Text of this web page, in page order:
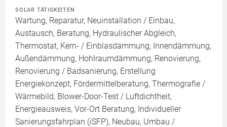
SOLAR TÄTIGKEITEN
Wartung, Reparatur, Neuinstallation / Einbau,
Austausch, Beratung, Hydraulischer Abgleich,
Thermostat, Kern- / Einblasdämmung, Innendämmung,
Außendämmung, Hohlraumdämmung, Renovierung,
Renovierung / Badsanierung, Erstellung
Energiekonzept, Fördermittelberatung, Thermografie /
Wärmebild, Blower-Door-Test / Luftdichtheit,
Energieausweis, Vor-Ort Beratung, Individueller
Sanierungsfahrplan (iSFP), Neubau, Umbau /